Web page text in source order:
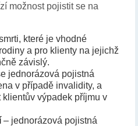
možnost pojistit se na
které je vhodné
a pro klienty na jejichž
závislý.
jednorázová pojistná
v případě invalidity, a
výpadek příjmu v
– jednorázová pojistná